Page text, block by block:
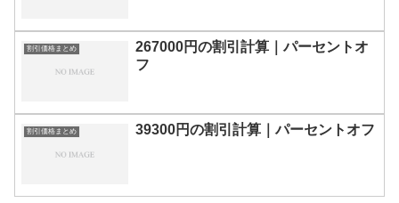
割引価格まとめ
267000円の割引計算｜パーセントオ
フ
割引価格まとめ 39300円の割引計算｜パーセントオフ